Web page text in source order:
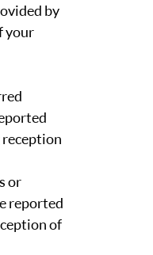
by
your
or
reported
of